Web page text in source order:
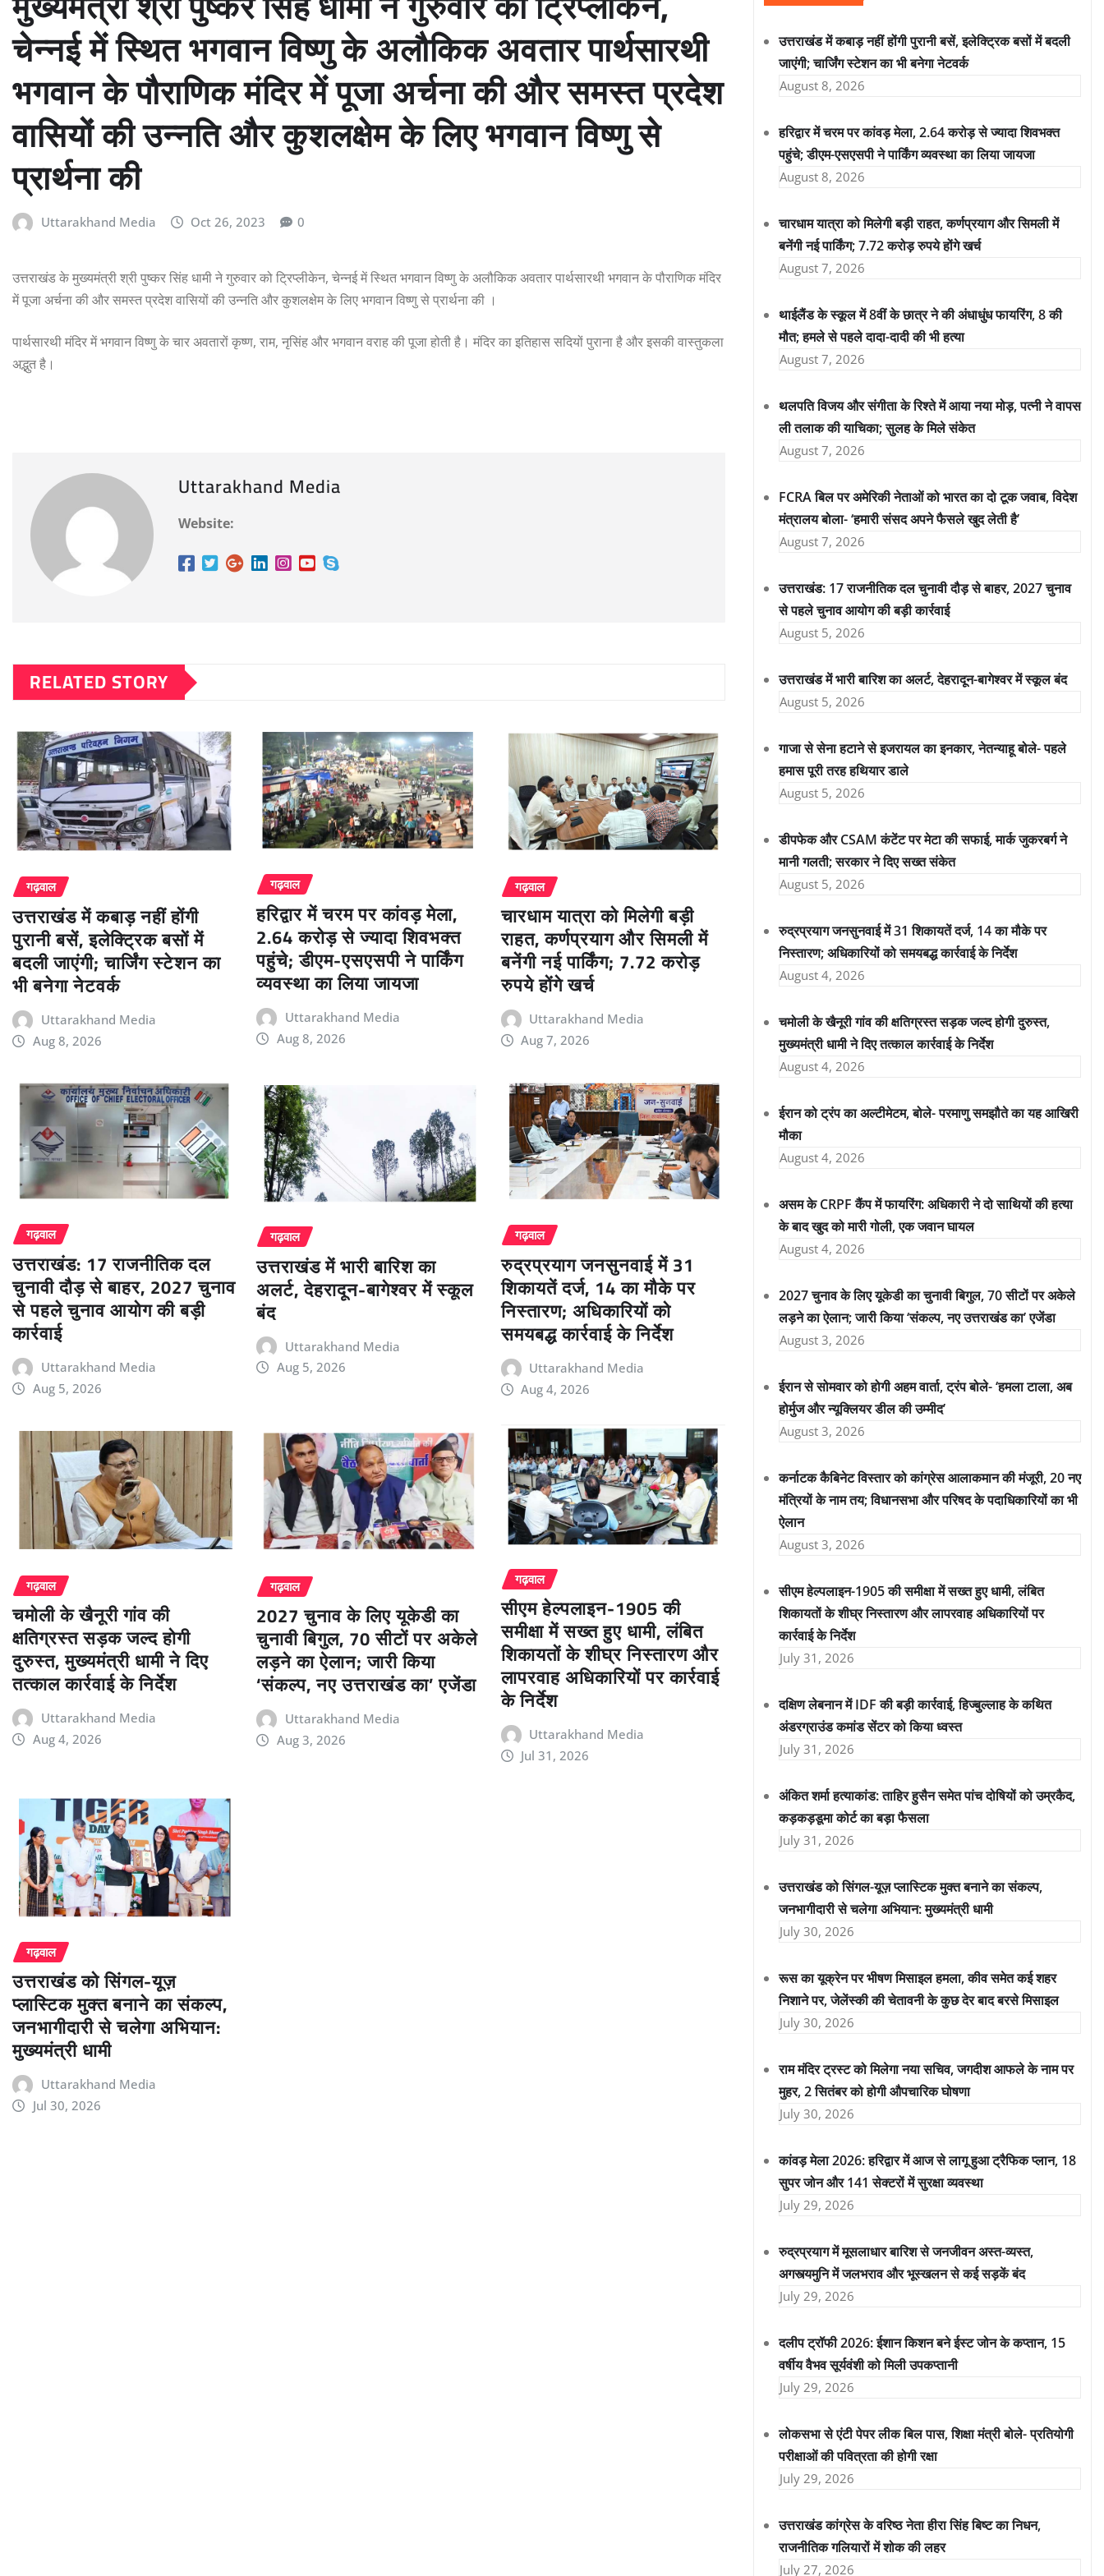
चेन्नई में स्थित भगवान विष्णु के अलौकिक अवतार पार्थसारथी
भगवान के पौराणिक मंदिर में पूजा अर्चना की और समस्त प्रदेश
वासियों की उन्नति और कुशलक्षेम के लिए भगवान विष्णु से
प्रार्थना की
Uttarakhand Media Oct 26, 2023 0
उत्तराखंड के मुख्यमंत्री श्री पुष्कर सिंह धामी ने गुरुवार को ट्रिप्लीकेन, चेन्नई में स्थित भगवान विष्णु के अलौकिक अवतार पार्थसारथी भगवान के पौराणिक मंदिर
में पूजा अर्चना की और समस्त प्रदेश वासियों की उन्नति और कुशलक्षेम के लिए भगवान विष्णु से प्रार्थना की ।
पार्थसारथी मंदिर में भगवान विष्णु के चार अवतारों कृष्ण, राम, नृसिंह और भगवान वराह की पूजा होती है। मंदिर का इतिहास सदियों पुराना है और इसकी वास्तुकला
अद्भुत है।
Uttarakhand Media
Website:
RELATED STORY
गढ़वाल
उत्तराखंड में कबाड़ नहीं होंगी
पुरानी बसें, इलेक्ट्रिक बसों में
बदली जाएंगी; चार्जिंग स्टेशन का
भी बनेगा नेटवर्क
Uttarakhand Media
Aug 8, 2026
गढ़वाल
हरिद्वार में चरम पर कांवड़ मेला,
2.64 करोड़ से ज्यादा शिवभक्त
पहुंचे; डीएम-एसएसपी ने पार्किंग
व्यवस्था का लिया जायजा
Uttarakhand Media
Aug 8, 2026
गढ़वाल
चारधाम यात्रा को मिलेगी बड़ी
राहत, कर्णप्रयाग और सिमली में
बनेंगी नई पार्किंग; 7.72 करोड़
रुपये होंगे खर्च
Uttarakhand Media
Aug 7, 2026
गढ़वाल
उत्तराखंड: 17 राजनीतिक दल
चुनावी दौड़ से बाहर, 2027 चुनाव
से पहले चुनाव आयोग की बड़ी
कार्रवाई
Uttarakhand Media
Aug 5, 2026
गढ़वाल
उत्तराखंड में भारी बारिश का
अलर्ट, देहरादून-बागेश्वर में स्कूल
बंद
Uttarakhand Media
Aug 5, 2026
गढ़वाल
रुद्रप्रयाग जनसुनवाई में 31
शिकायतें दर्ज, 14 का मौके पर
निस्तारण; अधिकारियों को
समयबद्ध कार्रवाई के निर्देश
Uttarakhand Media
Aug 4, 2026
गढ़वाल
चमोली के खैनूरी गांव की
क्षतिग्रस्त सड़क जल्द होगी
दुरुस्त, मुख्यमंत्री धामी ने दिए
तत्काल कार्रवाई के निर्देश
Uttarakhand Media
Aug 4, 2026
गढ़वाल
2027 चुनाव के लिए यूकेडी का
चुनावी बिगुल, 70 सीटों पर अकेले
लड़ने का ऐलान; जारी किया
‘संकल्प, नए उत्तराखंड का’ एजेंडा
Uttarakhand Media
Aug 3, 2026
गढ़वाल
सीएम हेल्पलाइन-1905 की
समीक्षा में सख्त हुए धामी, लंबित
शिकायतों के शीघ्र निस्तारण और
लापरवाह अधिकारियों पर कार्रवाई
के निर्देश
Uttarakhand Media
Jul 31, 2026
गढ़वाल
उत्तराखंड को सिंगल-यूज़
प्लास्टिक मुक्त बनाने का संकल्प,
जनभागीदारी से चलेगा अभियान:
मुख्यमंत्री धामी
Uttarakhand Media
Jul 30, 2026
उत्तराखंड में कबाड़ नहीं होंगी पुरानी बसें, इलेक्ट्रिक बसों में बदली
जाएंगी; चार्जिंग स्टेशन का भी बनेगा नेटवर्क
August 8, 2026
हरिद्वार में चरम पर कांवड़ मेला, 2.64 करोड़ से ज्यादा शिवभक्त
पहुंचे; डीएम-एसएसपी ने पार्किंग व्यवस्था का लिया जायजा
August 8, 2026
चारधाम यात्रा को मिलेगी बड़ी राहत, कर्णप्रयाग और सिमली में
बनेंगी नई पार्किंग; 7.72 करोड़ रुपये होंगे खर्च
August 7, 2026
थाईलैंड के स्कूल में 8वीं के छात्र ने की अंधाधुंध फायरिंग, 8 की
मौत; हमले से पहले दादा-दादी की भी हत्या
August 7, 2026
थलपति विजय और संगीता के रिश्ते में आया नया मोड़, पत्नी ने वापस
ली तलाक की याचिका; सुलह के मिले संकेत
August 7, 2026
FCRA बिल पर अमेरिकी नेताओं को भारत का दो टूक जवाब, विदेश
मंत्रालय बोला- ‘हमारी संसद अपने फैसले खुद लेती है’
August 7, 2026
उत्तराखंड: 17 राजनीतिक दल चुनावी दौड़ से बाहर, 2027 चुनाव
से पहले चुनाव आयोग की बड़ी कार्रवाई
August 5, 2026
उत्तराखंड में भारी बारिश का अलर्ट, देहरादून-बागेश्वर में स्कूल बंद
August 5, 2026
गाजा से सेना हटाने से इजरायल का इनकार, नेतन्याहू बोले- पहले
हमास पूरी तरह हथियार डाले
August 5, 2026
डीपफेक और CSAM कंटेंट पर मेटा की सफाई, मार्क जुकरबर्ग ने
मानी गलती; सरकार ने दिए सख्त संकेत
August 5, 2026
रुद्रप्रयाग जनसुनवाई में 31 शिकायतें दर्ज, 14 का मौके पर
निस्तारण; अधिकारियों को समयबद्ध कार्रवाई के निर्देश
August 4, 2026
चमोली के खैनूरी गांव की क्षतिग्रस्त सड़क जल्द होगी दुरुस्त,
मुख्यमंत्री धामी ने दिए तत्काल कार्रवाई के निर्देश
August 4, 2026
ईरान को ट्रंप का अल्टीमेटम, बोले- परमाणु समझौते का यह आखिरी
मौका
August 4, 2026
असम के CRPF कैंप में फायरिंग: अधिकारी ने दो साथियों की हत्या
के बाद खुद को मारी गोली, एक जवान घायल
August 4, 2026
2027 चुनाव के लिए यूकेडी का चुनावी बिगुल, 70 सीटों पर अकेले
लड़ने का ऐलान; जारी किया ‘संकल्प, नए उत्तराखंड का’ एजेंडा
August 3, 2026
ईरान से सोमवार को होगी अहम वार्ता, ट्रंप बोले- ‘हमला टाला, अब
होर्मुज और न्यूक्लियर डील की उम्मीद’
August 3, 2026
कर्नाटक कैबिनेट विस्तार को कांग्रेस आलाकमान की मंजूरी, 20 नए
मंत्रियों के नाम तय; विधानसभा और परिषद के पदाधिकारियों का भी
ऐलान
August 3, 2026
सीएम हेल्पलाइन-1905 की समीक्षा में सख्त हुए धामी, लंबित
शिकायतों के शीघ्र निस्तारण और लापरवाह अधिकारियों पर
कार्रवाई के निर्देश
July 31, 2026
दक्षिण लेबनान में IDF की बड़ी कार्रवाई, हिज्बुल्लाह के कथित
अंडरग्राउंड कमांड सेंटर को किया ध्वस्त
July 31, 2026
अंकित शर्मा हत्याकांड: ताहिर हुसैन समेत पांच दोषियों को उम्रकैद,
कड़कड़डूमा कोर्ट का बड़ा फैसला
July 31, 2026
उत्तराखंड को सिंगल-यूज़ प्लास्टिक मुक्त बनाने का संकल्प,
जनभागीदारी से चलेगा अभियान: मुख्यमंत्री धामी
July 30, 2026
रूस का यूक्रेन पर भीषण मिसाइल हमला, कीव समेत कई शहर
निशाने पर, जेलेंस्की की चेतावनी के कुछ देर बाद बरसे मिसाइल
July 30, 2026
राम मंदिर ट्रस्ट को मिलेगा नया सचिव, जगदीश आफले के नाम पर
मुहर, 2 सितंबर को होगी औपचारिक घोषणा
July 30, 2026
कांवड़ मेला 2026: हरिद्वार में आज से लागू हुआ ट्रैफिक प्लान, 18
सुपर जोन और 141 सेक्टरों में सुरक्षा व्यवस्था
July 29, 2026
रुद्रप्रयाग में मूसलाधार बारिश से जनजीवन अस्त-व्यस्त,
अगस्त्यमुनि में जलभराव और भूस्खलन से कई सड़कें बंद
July 29, 2026
दलीप ट्रॉफी 2026: ईशान किशन बने ईस्ट जोन के कप्तान, 15
वर्षीय वैभव सूर्यवंशी को मिली उपकप्तानी
July 29, 2026
लोकसभा से एंटी पेपर लीक बिल पास, शिक्षा मंत्री बोले- प्रतियोगी
परीक्षाओं की पवित्रता की होगी रक्षा
July 29, 2026
उत्तराखंड कांग्रेस के वरिष्ठ नेता हीरा सिंह बिष्ट का निधन,
राजनीतिक गलियारों में शोक की लहर
July 27, 2026